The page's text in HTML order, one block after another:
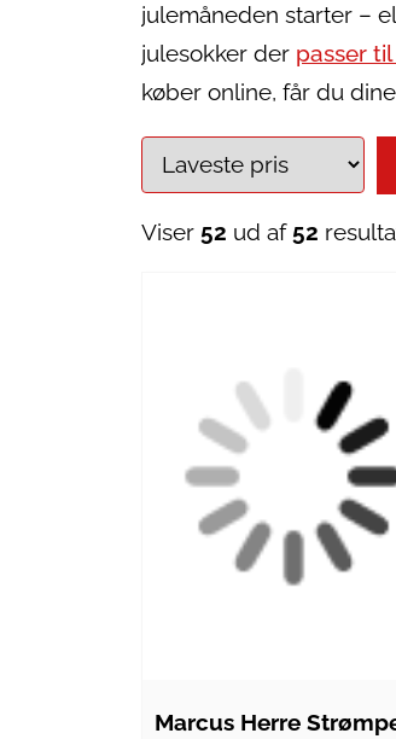
julemåneden starter –
julesokker der passer
køber online, får du
Viser 52 ud af 52